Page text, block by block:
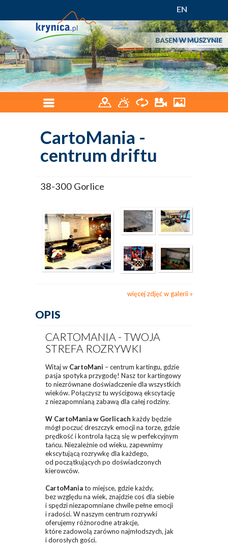
EN
CartoMania -
centrum driftu
38-300 Gorlice
więcej zdjęć w galerii
OPIS
CARTOMANIA - TWOJA
STREFA ROZRYWKI
Witaj wCartoMani – centrum kartingu, gdzie
pasja spotyka przygodę! Nasz tor kartingowy
to niezrównane doświadczenie dla wszystkich
wieków. Połączysz tu wyścigową ekscytację
z niezapomnianą zabawą dla całej rodziny.
W CartoMania w Gorlicach każdy będzie
mógł poczuć dreszczyk emocji na torze, gdzie
prędkość i kontrola łączą się w perfekcyjnym
tańcu. Niezależnie od wieku, zapewnimy
ekscytującą rozrywkę dla każdego,
od początkujących po doświadczonych
kierowców.
CartoManiato miejsce, gdzie każdy,
bez względu na wiek, znajdzie coś dla siebie
i spędzi niezapomniane chwile pełne emocji
i radości. W naszym centrum rozrywki
oferujemy różnorodne atrakcje,
które zadowolą zarówno najmłodszych, jak
i dorosłych gości.